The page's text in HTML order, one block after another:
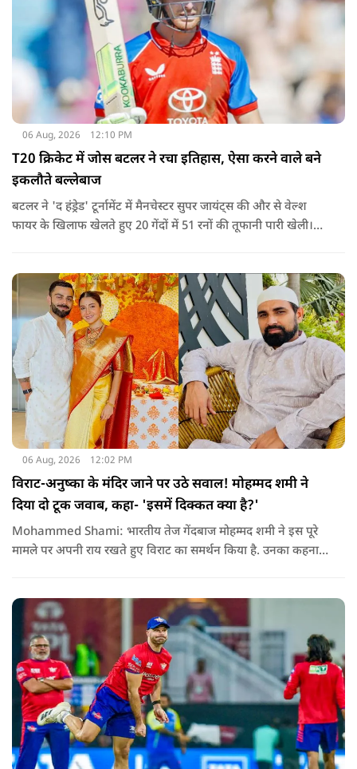
06 Aug, 2026 12:10 PM
T20 क्रिकेट में जोस बटलर ने रचा इतिहास, ऐसा करने वाले बने
इकलौते बल्लेबाज
बटलर ने 'द हंड्रेड' टूर्नामेंट में मैनचेस्टर सुपर जायंट्स की और से वेल्श
फायर के खिलाफ खेलते हुए 20 गेंदों में 51 रनों की तूफानी पारी खेली।
06 Aug, 2026 12:02 PM
विराट-अनुष्का के मंदिर जाने पर उठे सवाल! मोहम्मद शमी ने
दिया दो टूक जवाब, कहा- 'इसमें दिक्कत क्या है?'
Mohammed Shami: भारतीय तेज गेंदबाज मोहम्मद शमी ने इस पूरे
मामले पर अपनी राय रखते हुए विराट का समर्थन किया है. उनका कहना है